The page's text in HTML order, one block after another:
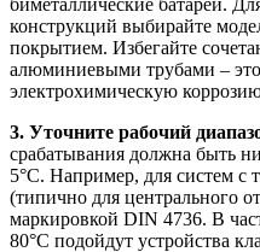
конструкций выбирайте
покрытием. Избегайте
алюминиевыми трубами –
электрохимическую
3. Уточните рабочий
срабатывания должна быть
5°C. Например, для систем с
(типично для центрального
маркировкой DIN 4736. В
80°C подойдут устройства